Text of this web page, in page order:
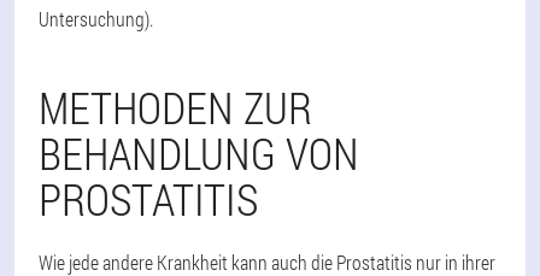
Untersuchung).
METHODEN ZUR
BEHANDLUNG VON
PROSTATITIS
Wie jede andere Krankheit kann auch die Prostatitis nur in ihrer